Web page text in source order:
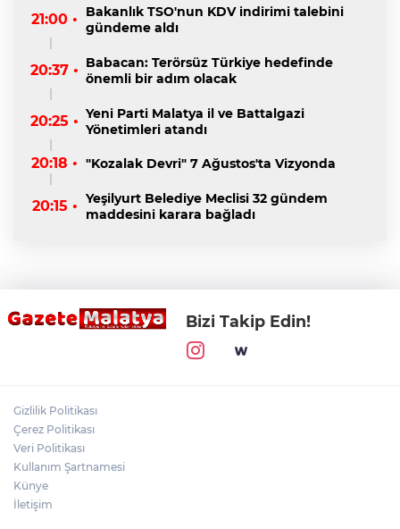
21:00 •
Bakanlık TSO'nun KDV indirimi talebini
gündeme aldı
20:37 • Babacan: Terörsüz Türkiye hedefinde
önemli bir adım olacak
20:25 • Yeni Parti Malatya il ve Battalgazi
Yönetimleri atandı
20:18 • "Kozalak Devri" 7 Ağustos'ta Vizyonda
20:15 • Yeşilyurt Belediye Meclisi 32 gündem
maddesini karara bağladı
Bizi Takip Edin!
Gizlilik Politikası
Çerez Politikası
Veri Politikası
Kullanım Şartnamesi
Künye
İletişim